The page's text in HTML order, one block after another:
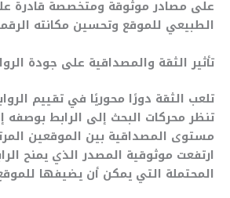
على مصادر موثوقة ومتخصصة قادرة
الطبيعي للموقع وتحسين مكانته
تأثير الثقة والمصداقية على جودة
تلعب الثقة دورًا محوريًا في تقييم
تنظر محركات البحث إلى الرابط
مستوى المصداقية بين الموقعين
ارتفعت موثوقية المصدر الذي يمنح
المحتملة التي يمكن أن يضيفها